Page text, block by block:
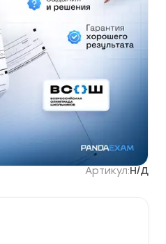
Артикул:Н/Д